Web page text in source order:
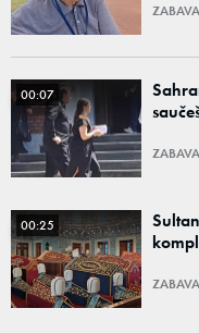
ZABAVA
00:07
ZABAVA
00:25
ZABAVA